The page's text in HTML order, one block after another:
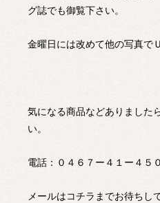
グ誌でも御覧下さい。
金曜日には改めて他の写真で
気になる商品などありました
い。
電話：０４６７ー４１ー４５
メールはコチラ までお待ちし